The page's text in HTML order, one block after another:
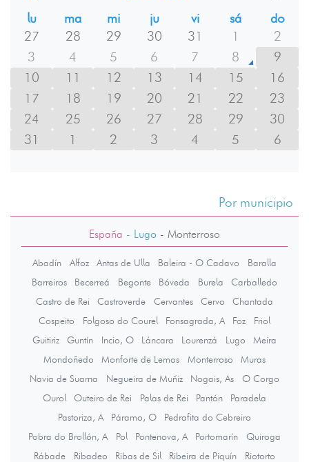
lu
ma mi ju vi sá
do
27
28 29 30 31 1
2
3
4 5 6 7 8
9
10
11 12 13 14 15
16
17
18 19 20 21 22
23
24
25 26 27 28 29
30
31
1 2 3 4 5 6
Por municipio
España - Lugo - Monterroso
Abadín Alfoz Antas de Ulla Baleira - O Cadavo
Baralla
Barreiros
Becerreá Begonte Bóveda Burela
Carballedo
Castro de Rei
Castroverde Cervantes Cervo
Chantada
Cospeito
Folgoso do Courel Fonsagrada, A Foz
Friol
Guitiriz
Guntín Incio, O Láncara Lourenzá Lugo
Meira
Mondoñedo
Monforte de Lemos Monterroso
Muras
Navia de Suarna
Negueira de Muñiz Nogais, As
O Corgo
Ourol
Outeiro de Rei Palas de Rei Pantón
Paradela
Pastoriza, A
Páramo, O
Pedrafita do Cebreiro
Pobra do Brollón, A
Pol Pontenova, A Portomarín
Quiroga
Rábade
Ribadeo Ribas de Sil Ribeira de Piquín
Riotorto